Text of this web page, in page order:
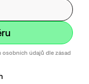
osobních údajů dle zásad